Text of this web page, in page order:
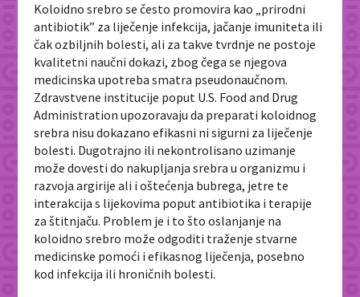
Koloidno srebro se često promovira kao „prirodni
antibiotik” za liječenje infekcija, jačanje imuniteta ili
čak ozbiljnih bolesti, ali za takve tvrdnje ne postoje
kvalitetni naučni dokazi, zbog čega se njegova
medicinska upotreba smatra pseudonaučnom.
Zdravstvene institucije poput U.S. Food and Drug
Administration upozoravaju da preparati koloidnog
srebra nisu dokazano efikasni ni sigurni za liječenje
bolesti. Dugotrajno ili nekontrolisano uzimanje
može dovesti do nakupljanja srebra u organizmu i
razvoja argirije ali i oštećenja bubrega, jetre te
interakcija s lijekovima poput antibiotika i terapije
za štitnjaču. Problem je i to što oslanjanje na
koloidno srebro može odgoditi traženje stvarne
medicinske pomoći i efikasnog liječenja, posebno
kod infekcija ili hroničnih bolesti.